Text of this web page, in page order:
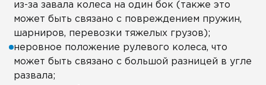
из-за завала колеса на один бок (также это
может быть связано с повреждением пружин,
шарниров, перевозки тяжелых грузов);
неровное положение рулевого колеса, что
может быть связано с большой разницей в угле
развала;